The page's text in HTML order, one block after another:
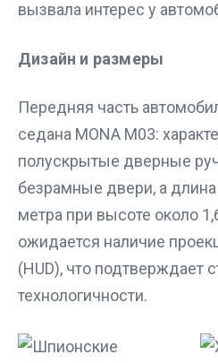
вызвала интерес у
Дизайн и размеры
Передняя часть
седана MONA M03:
полускрытые дверные
безрамные двери, а
метра при высоте около
ожидается наличие
(HUD), что подтверждает
технологичности.